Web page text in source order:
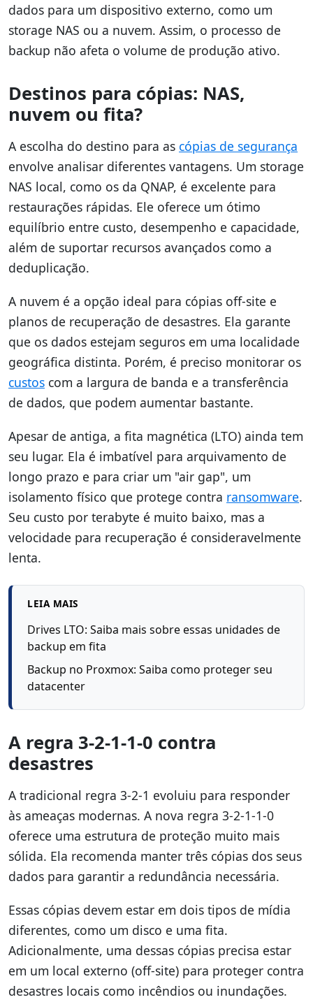
dados para um dispositivo externo, como um
storage NAS ou a nuvem. Assim, o processo de
backup não afeta o volume de produção ativo.
Destinos para cópias: NAS,
nuvem ou fita?
A escolha do destino para as cópias de segurança
envolve analisar diferentes vantagens. Um storage
NAS local, como os da QNAP, é excelente para
restaurações rápidas. Ele oferece um ótimo
equilíbrio entre custo, desempenho e capacidade,
além de suportar recursos avançados como a
deduplicação.
A nuvem é a opção ideal para cópias off-site e
planos de recuperação de desastres. Ela garante
que os dados estejam seguros em uma localidade
geográfica distinta. Porém, é preciso monitorar os
custos com a largura de banda e a transferência
de dados, que podem aumentar bastante.
Apesar de antiga, a fita magnética (LTO) ainda tem
seu lugar. Ela é imbatível para arquivamento de
longo prazo e para criar um "air gap", um
isolamento físico que protege contra ransomware.
Seu custo por terabyte é muito baixo, mas a
velocidade para recuperação é consideravelmente
lenta.
LEIA MAIS
Drives LTO: Saiba mais sobre essas unidades de
backup em fita
Backup no Proxmox: Saiba como proteger seu
datacenter
A regra 3-2-1-1-0 contra
desastres
A tradicional regra 3-2-1 evoluiu para responder
às ameaças modernas. A nova regra 3-2-1-1-0
oferece uma estrutura de proteção muito mais
sólida. Ela recomenda manter três cópias dos seus
dados para garantir a redundância necessária.
Essas cópias devem estar em dois tipos de mídia
diferentes, como um disco e uma fita.
Adicionalmente, uma dessas cópias precisa estar
em um local externo (off-site) para proteger contra
desastres locais como incêndios ou inundações.